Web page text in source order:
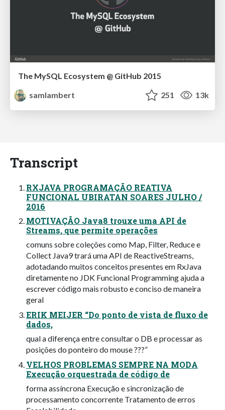
The MySQL Ecosystem @ GitHub 2015
samlambert
251 13k
Transcript
RXJAVA PROGRAMAÇÃO REATIVA
FUNCIONAL UBIRATAN SOARES JULHO /
2016
MOTIVAÇÃO Java8 trouxe uma API de
Streams, que permite operações
comuns sobre coleções como Map, Filter, Reduce e
Collect Java9 trará uma API de ReactiveStreams,
adotadando muitos conceitos presentes em RxJava
diretamente no JDK Funcional Programming ajuda a
escrever código mais robusto e conciso de maneira
geral
ERIK MEIJER “Do ponto de vista de fluxo de
dados,
qual a diferença entre consultar o DB e processar as
posições do ponteiro do mouse ???”
VELHOS PROBLEMAS SEMPRE NA MODA
Execução orquestrada de código de
forma assíncrona Execução e sincronização de
processamento concorrente Tratamento de erros